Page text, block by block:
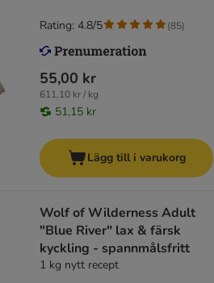
55,00 kr
611,10 kr / kg
51,15 kr
Rating: 4.8/5 (85)
Lägg till i varukorg
Wolf of Wilderness Adult
"Blue River" lax & färsk
kyckling - spannmålsfritt
1 kg nytt recept